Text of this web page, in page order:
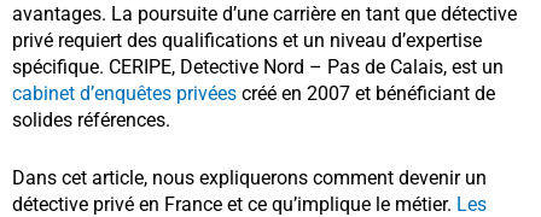
avantages. La poursuite d’une carrière en tant que détective
privé requiert des qualifications et un niveau d’expertise
spécifique. CERIPE, Detective Nord – Pas de Calais, est un
cabinet d’enquêtes privées créé en 2007 et bénéficiant de
solides références.
Dans cet article, nous expliquerons comment devenir un
détective privé en France et ce qu’implique le métier. Les